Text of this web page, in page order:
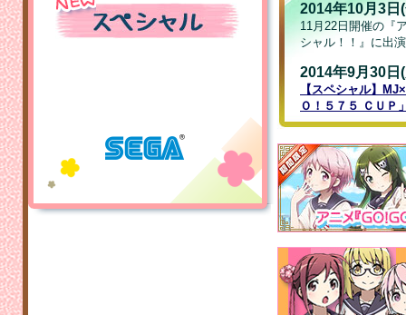
2014年10月3日
11月22日開催の『
シャル！！』に出
2014年9月30日
【スペシャル】
Ｏ！５７５ ＣＵＰ